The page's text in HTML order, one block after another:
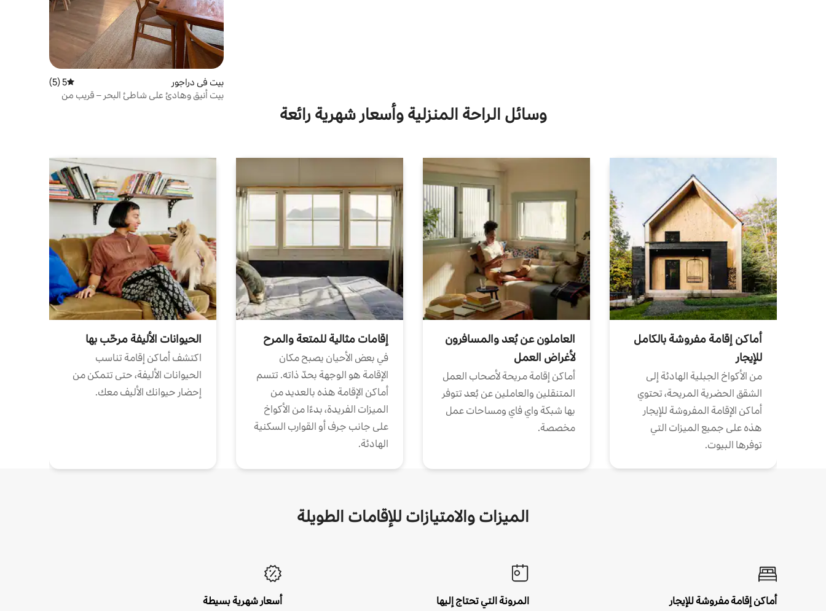
بيت في دراجور متوسط التقييم 5 من 5، 5 مراجعات
5 (5)
بيت أنيق وهادئ على شاطئ البحر – قريب من
وسائل الراحة المنزلية وأسعار شهرية رائعة
أماكن إقامة مفروشة بالكامل
للإيجار
من الأكواخ الجبلية الهادئة إلى
الشقق الحضرية المريحة، تحتوي
أماكن الإقامة المفروشة للإيجار
هذه على جميع الميزات التي
توفرها البيوت.
العاملون عن بُعد والمسافرون
لأغراض العمل
أماكن إقامة مريحة لأصحاب العمل
المتنقلين والعاملين عن بُعد تتوفر
بها شبكة واي فاي ومساحات عمل
مخصصة.
إقامات مثالية للمتعة والمرح
في بعض الأحيان يصبح مكان
الإقامة هو الوجهة بحدّ ذاته. تتسم
أماكن الإقامة هذه بالعديد من
الميزات الفريدة، بدءًا من الأكواخ
على جانب جرف أو القوارب السكنية
الهادئة.
الحيوانات الأليفة مرحّب بها
اكتشف أماكن إقامة تناسب
الحيوانات الأليفة، حتى تتمكن من
إحضار حيوانك الأليف معك.
الميزات والامتيازات للإقامات الطويلة
أماكن إقامة مفروشة للإيجار
المرونة التي تحتاج إليها
أسعار شهرية بسيطة